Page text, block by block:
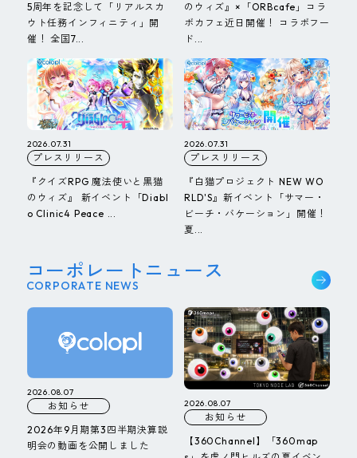
5周年を記念して「リアルスカ
ウト任務インフィニティ」開
催！ 全国7...
のウィズ』×「ORBcafe」コラ
ボカフェ近日開催！ コラボフー
ド...
2026.07.31
プレスリリース
『クイズRPG 魔法使いと黒猫
のウィズ』 新イベント「Diabl
o Clinic4 Peace ...
2026.07.31
プレスリリース
『白猫プロジェクト NEW WO
RLD'S』新イベント「サマー・
ビーチ・バケーション」開催！
夏...
コーポレートニュース
CORPORATE NEWS
2026.08.07
お知らせ
2026年9月期第3四半期決算説
明会の動画を公開しました
2026.08.07
お知らせ
【360Channel】「360map